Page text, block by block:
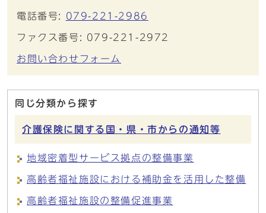
電話番号: 079-221-2986
ファクス番号: 079-221-2972
お問い合わせフォーム
同じ分類から探す
介護保険に関する国・県・市からの通知等
地域密着型サービス拠点の整備事業
高齢者福祉施設における補助金を活用した整備
高齢者福祉施設の整備促進事業